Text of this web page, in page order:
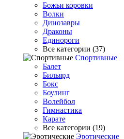
Божьи коровки
Волки
Динозавры
Драконы
Единороги
Все категории (37)
Спортивные
Балет
Бильярд
Бокс
Боулинг
Волейбол
Гимнастика
Карате
Все категории (19)
Эротические